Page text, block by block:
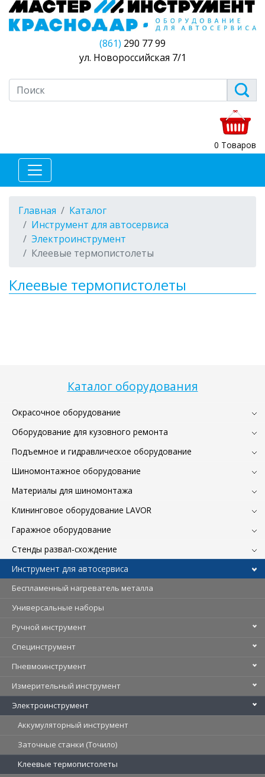
(861) 290 77 99
ул. Новороссийская 7/1
0 Товаров
Каталог оборудования
Окрасочное оборудование
Оборудование для кузовного ремонта
Подъемное и гидравлическое оборудование
Шиномонтажное оборудование
Материалы для шиномонтажа
Клининговое оборудование LAVOR
Гаражное оборудование
Стенды развал-схождение
Инструмент для автосервиса
Беспламенный нагреватель металла
Универсальные наборы
Ручной инструмент
Специнструмент
Пневмоинструмент
Измерительный инструмент
Электроинструмент
Аккумуляторный инструмент
Заточные станки (Точило)
Клеевые термопистолеты
Главная
Каталог
Инструмент для автосервиса
Электроинструмент
Клеевые термопистолеты
Клеевые термопистолеты